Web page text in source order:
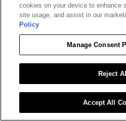
Aby dowiedzieć się więcej o
odwiedźpijodpowiedzialnie.pl oraz
Wszystkie inne znaki i nazwy należą
Materiał przeznaczony dla osób
osobom w wieku
cookies on your device to enhance
site usage, and assist in our
Policy
Manage Consent
Reject All
Accept All